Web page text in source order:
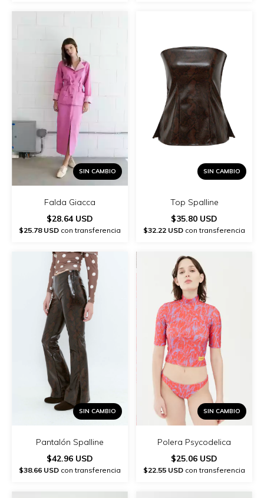
SIN CAMBIO
Falda Giacca
$28.64 USD
$25.78 USD con transferencia
SIN CAMBIO
Top Spalline
$35.80 USD
$32.22 USD con transferencia
SIN CAMBIO
Pantalón Spalline
$42.96 USD
$38.66 USD con transferencia
SIN CAMBIO
Polera Psycodelica
$25.06 USD
$22.55 USD con transferencia